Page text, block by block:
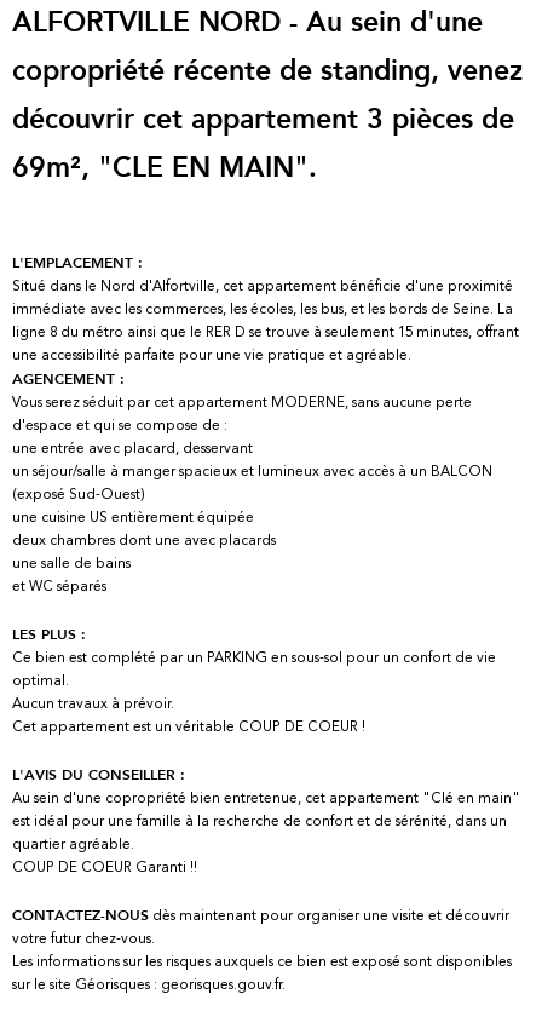
ALFORTVILLE NORD - Au sein d'une
copropriété récente de standing, venez
découvrir cet appartement 3 pièces de
69m², "CLE EN MAIN".
L'EMPLACEMENT :
Situé dans le Nord d'Alfortville, cet appartement bénéficie d'une proximité
immédiate avec les commerces, les écoles, les bus, et les bords de Seine. La
ligne 8 du métro ainsi que le RER D se trouve à seulement 15 minutes, offrant
une accessibilité parfaite pour une vie pratique et agréable.
AGENCEMENT :
Vous serez séduit par cet appartement MODERNE, sans aucune perte
d'espace et qui se compose de :
une entrée avec placard, desservant
un séjour/salle à manger spacieux et lumineux avec accès à un BALCON
(exposé Sud-Ouest)
une cuisine US entièrement équipée
deux chambres dont une avec placards
une salle de bains
et WC séparés
LES PLUS :
Ce bien est complété par un PARKING en sous-sol pour un confort de vie
optimal.
Aucun travaux à prévoir.
Cet appartement est un véritable COUP DE COEUR !
L'AVIS DU CONSEILLER :
Au sein d'une copropriété bien entretenue, cet appartement "Clé en main"
est idéal pour une famille à la recherche de confort et de sérénité, dans un
quartier agréable.
COUP DE COEUR Garanti !!
CONTACTEZ-NOUS dès maintenant pour organiser une visite et découvrir
votre futur chez-vous.
Les informations sur les risques auxquels ce bien est exposé sont disponibles
sur le site Géorisques : georisques.gouv.fr.